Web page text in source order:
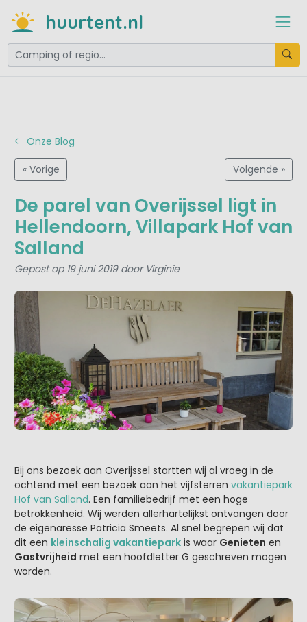
huurtent.nl
Onze Blog
« Vorige Volgende »
De parel van Overijssel ligt in
Hellendoorn, Villapark Hof van
Salland
Gepost op 19 juni 2019 door Virginie
Bij ons bezoek aan Overijssel startten wij al vroeg in de
ochtend met een bezoek aan het vijfsterren vakantiepark
Hof van Salland. Een familiebedrijf met een hoge
betrokkenheid. Wij werden allerhartelijkst ontvangen door
de eigenaresse Patricia Smeets. Al snel begrepen wij dat
dit een kleinschalig vakantiepark is waar Genieten en
Gastvrijheid met een hoofdletter G geschreven mogen
worden.